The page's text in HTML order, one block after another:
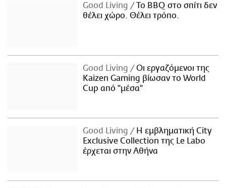
Good Living
Το BBQ στο σπίτι δεν
θέλει χώρο. Θέλει τρόπο.
Good Living
Οι εργαζόμενοι της
Kaizen Gaming βίωσαν το World
Cup από "μέσα"
Good Living
Η εμβληματική City
Exclusive Collection της Le Labo
έρχεται στην Αθήνα